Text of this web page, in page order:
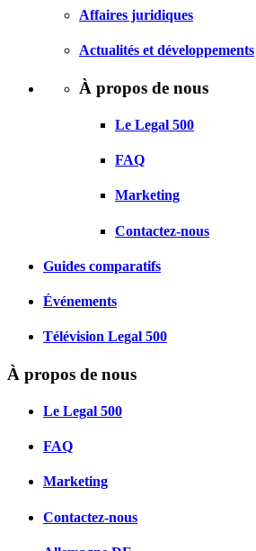
Affaires juridiques
Actualités et développements
À propos de nous
Le Legal 500
FAQ
Marketing
Contactez-nous
Guides comparatifs
Événements
Télévision Legal 500
À propos de nous
Le Legal 500
FAQ
Marketing
Contactez-nous